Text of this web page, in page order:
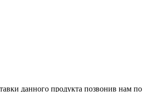
данного продукта позвонив нам по